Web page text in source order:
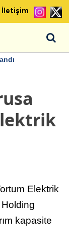
İletişim
Elektrik
Holding
kapasite